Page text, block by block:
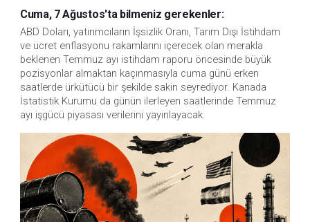
Cuma, 7 Ağustos'ta bilmeniz gerekenler:
ABD Doları, yatırımcıların İşsizlik Oranı, Tarım Dışı İstihdam
ve ücret enflasyonu rakamlarını içerecek olan merakla
beklenen Temmuz ayı istihdam raporu öncesinde büyük
pozisyonlar almaktan kaçınmasıyla cuma günü erken
saatlerde ürkütücü bir şekilde sakin seyrediyor. Kanada
İstatistik Kurumu da günün ilerleyen saatlerinde Temmuz
ayı işgücü piyasası verilerini yayınlayacak.